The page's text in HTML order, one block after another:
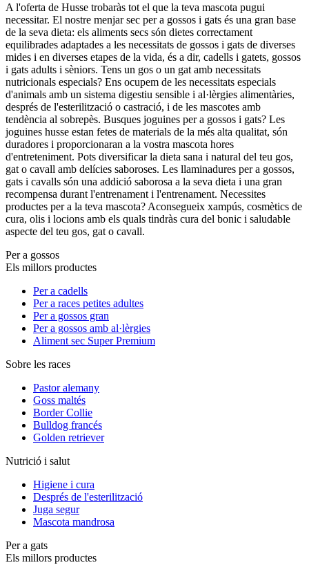
A l'oferta de Husse trobaràs tot el que la teva mascota pugui
necessitar. El nostre menjar sec per a gossos i gats és una gran base
de la seva dieta: els aliments secs són dietes correctament
equilibrades adaptades a les necessitats de gossos i gats de diverses
mides i en diverses etapes de la vida, és a dir, cadells i gatets, gossos
i gats adults i sèniors. Tens un gos o un gat amb necessitats
nutricionals especials? Ens ocupem de les necessitats especials
d'animals amb un sistema digestiu sensible i al·lèrgies alimentàries,
després de l'esterilització o castració, i de les mascotes amb
tendència al sobrepès. Busques joguines per a gossos i gats? Les
joguines husse estan fetes de materials de la més alta qualitat, són
duradores i proporcionaran a la vostra mascota hores
d'entreteniment. Pots diversificar la dieta sana i natural del teu gos,
gat o cavall amb delícies saboroses. Les llaminadures per a gossos,
gats i cavalls són una addició saborosa a la seva dieta i una gran
recompensa durant l'entrenament i l'entrenament. Necessites
productes per a la teva mascota? Aconsegueix xampús, cosmètics de
cura, olis i locions amb els quals tindràs cura del bonic i saludable
aspecte del teu gos, gat o cavall.
Per a gossos
Els millors productes
Per a cadells
Per a races petites adultes
Per a gossos gran
Per a gossos amb al·lèrgies
Aliment sec Super Premium
Sobre les races
Pastor alemany
Goss maltés
Border Collie
Bulldog francés
Golden retriever
Nutrició i salut
Higiene i cura
Després de l'esterilització
Juga segur
Mascota mandrosa
Per a gats
Els millors productes